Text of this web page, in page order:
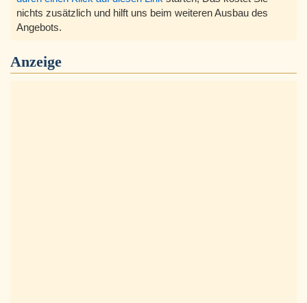
nichts zusätzlich und hilft uns beim weiteren Ausbau des
Angebots.
Anzeige